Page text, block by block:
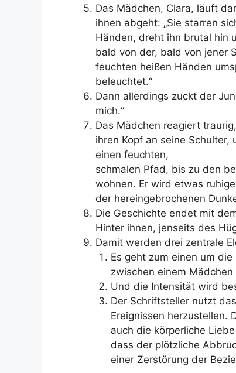
Das Mädchen, Clara, läuft
ihnen abgeht: „Sie starren
Händen, dreht ihn brutal hin
bald von der, bald von jener
feuchten heißen Händen
beleuchtet.“
Dann allerdings zuckt der
mich.“
Das Mädchen reagiert
ihren Kopf an seine Schulter,
einen feuchten,
schmalen Pfad, bis zu den
wohnen. Er wird etwas
der hereingebrochenen
Die Geschichte endet mit
Hinter ihnen, jenseits des
Damit werden drei zentrale
Es geht zum einen um
zwischen einem
Und die Intensität wird
Der Schriftsteller nutzt
Ereignissen herzustellen.
auch die körperliche
dass der plötzliche
einer Zerstörung der